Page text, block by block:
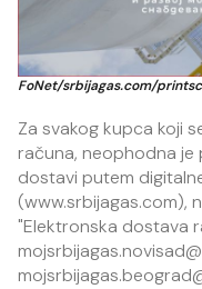
FoNet/srbijagas.com/
Za svakog kupca koji
računa, neophodna je
dostavi putem
(www.srbijagas.com),
"Elektronska dostava